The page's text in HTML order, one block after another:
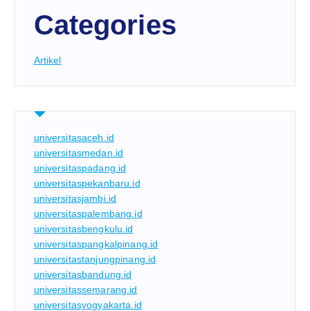
Categories
Artikel
universitasaceh.id
universitasmedan.id
universitaspadang.id
universitaspekanbaru.id
universitasjambi.id
universitaspalembang.id
universitasbengkulu.id
universitaspangkalpinang.id
universitastanjungpinang.id
universitasbandung.id
universitassemarang.id
universitasyogyakarta.id